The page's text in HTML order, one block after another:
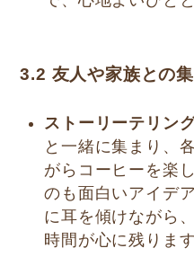
3.2 友人や家族との
ストーリーテリン
と一緒に集まり、
がらコーヒーを楽
のも面白いアイデ
に耳を傾けながら
時間が心に残ります